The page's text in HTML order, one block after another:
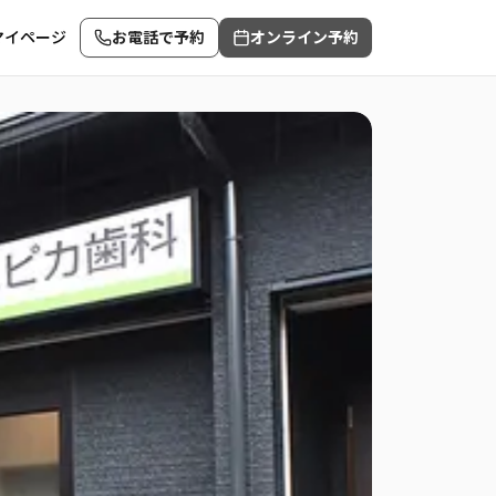
イページ お電話で予約 オンライン予約